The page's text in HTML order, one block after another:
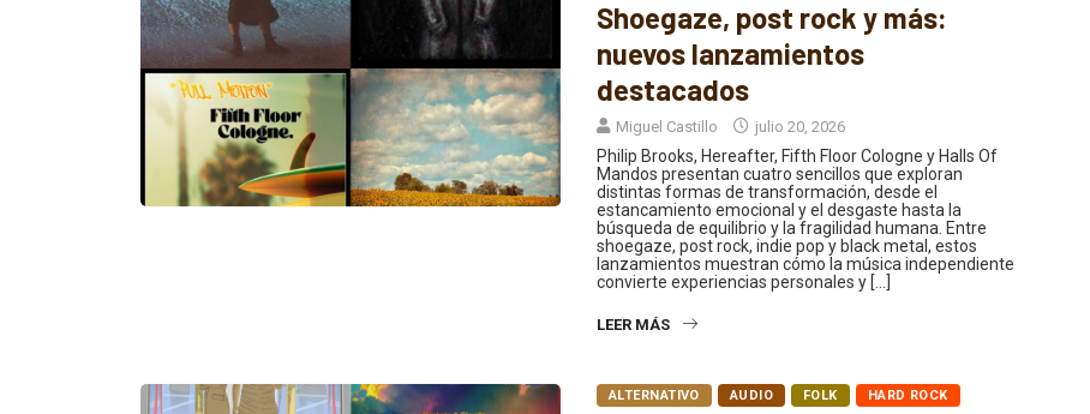
Shoegaze, post rock y más:
nuevos lanzamientos
destacados
Miguel Castillo julio 20, 2026
Philip Brooks, Hereafter, Fifth Floor Cologne y Halls Of
Mandos presentan cuatro sencillos que exploran
distintas formas de transformación, desde el
estancamiento emocional y el desgaste hasta la
búsqueda de equilibrio y la fragilidad humana. Entre
shoegaze, post rock, indie pop y black metal, estos
lanzamientos muestran cómo la música independiente
convierte experiencias personales y […]
LEER MÁS
ALTERNATIVO AUDIO FOLK HARD ROCK